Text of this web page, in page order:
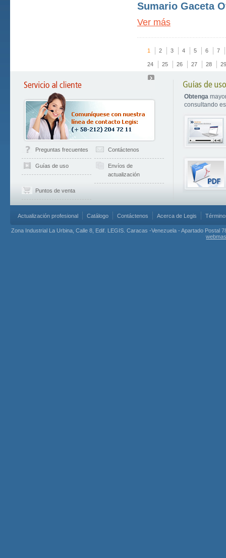
Sumario Gaceta
Ver más
1 2 3 4 5 6 7
24 25 26 27 28 29
Preguntas frecuentes Contáctenos
Guías de uso
Envíos de
actualización
Puntos de venta
Obtenga
consultando
Actualización profesional Catálogo Contáctenos Acerca de Legis
Zona Industrial La Urbina, Calle 8, Edif. LEGIS. Caracas -Venezuela - Apartado